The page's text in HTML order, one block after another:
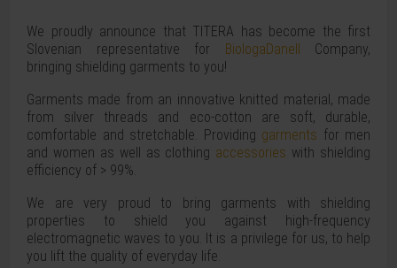
We proudly announce that TITERA has become the first
Slovenian representative for
BiologaDanell Company,
bringing shielding garments to you!
Garments made from an innovative knitted material, made
from silver threads and eco-cotton are soft, durable,
comfortable and stretchable. Providing garments for men
and women as well as clothing accessories with shielding
efficiency of > 99%.
We are very proud to bring garments with shielding
properties to shield you against high-frequency
electromagnetic waves to you. It is a privilege for us, to help
you lift the quality of everyday life.